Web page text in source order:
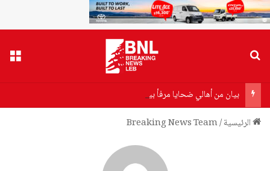
بيان من أهالي ضحايا مرفأ بيروت إلى وزير الصحة…هذا ما جاء فيه!
الرئيسية/
Breaking News Team